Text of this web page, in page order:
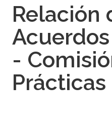
Relación
Acuerdos
-
Prácticas